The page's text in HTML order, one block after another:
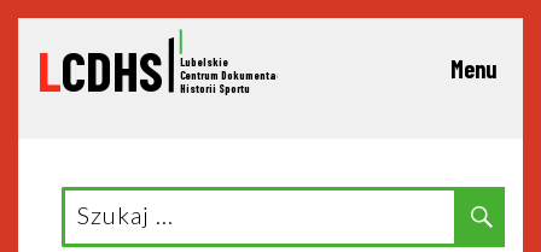
LCDHS Lubelskie
Centrum Dokumentacji
Historii Sportu
Menu
Search
for: